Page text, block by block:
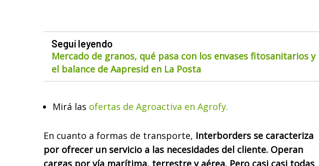
Seguí leyendo
Mercado de granos, qué pasa con los envases fitosanitarios y
el balance de Aapresid en La Posta
Mirá las ofertas de Agroactiva en Agrofy.
En cuanto a formas de transporte, Interborders se caracteriza
por ofrecer un servicio a las necesidades del cliente. Operan
cargas por vía marítima, terrestre y aérea. Pero casi casi todas